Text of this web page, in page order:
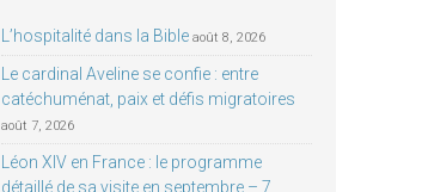
L’hospitalité dans la Bible août 8, 2026
Le cardinal Aveline se confie : entre
catéchuménat, paix et défis migratoires
août 7, 2026
Léon XIV en France : le programme
détaillé de sa visite en septembre – 7